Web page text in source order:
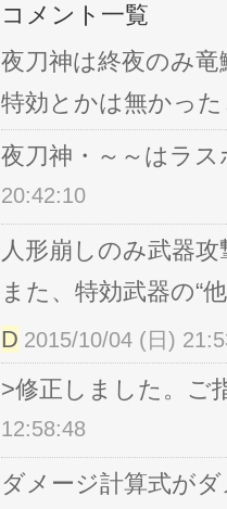
コメント一覧
夜刀神は終夜のみ竜
特効とかは無かっ
夜刀神・～～はラ
20:42:10
人形崩しのみ武器
また、特効武器の“
D 2015/10/04 (日)
>修正しました。ご
12:58:48
ダメージ計算式が